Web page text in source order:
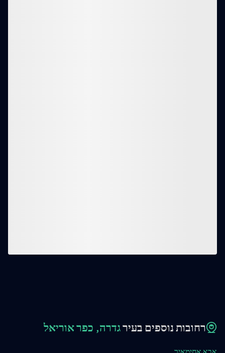
רחובות נוספים בעירגדרה, כפר אוריאל